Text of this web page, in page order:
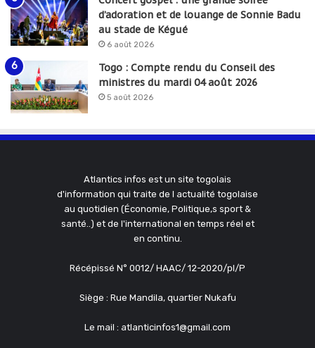
d’adoration et de louange de Sonnie Badu
au stade de Kégué
6 août 2026
Togo : Compte rendu du Conseil des
ministres du mardi 04 août 2026
5 août 2026
Atlantics infos est un site togolais
d'information qui traite de l actualité togolaise
au quotidien (Économie, Politique,s sport &
santé..) et de l'international en temps réel et
en continu.
Récépissé N° 0012/ HAAC/ 12-2020/pl/P
Siège : Rue Mandila, quartier Nukafu
Le mail : atlanticinfos1@gmail.com